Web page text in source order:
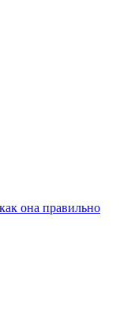
она правильно